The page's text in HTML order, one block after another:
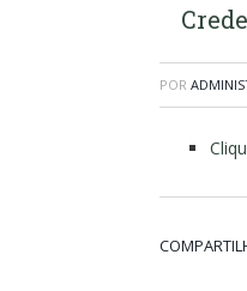
POR